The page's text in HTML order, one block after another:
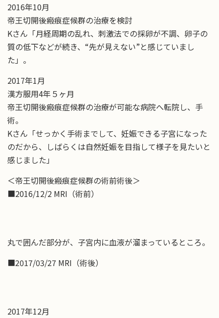
2016年10月
帝王切開後瘢痕症候群の治療を検討
Kさん「月経周期の乱れ、刺激法での採卵が不調、卵子の
質の低下などが続き、“先が見えない”と感じていまし
た」。
2017年1月
漢方服用4年５ヶ月
帝王切開後瘢痕症候群の治療が可能な病院へ転院し、手
術。
Kさん「せっかく手術までして、妊娠できる子宮になった
のだから、しばらくは自然妊娠を目指して様子を見たいと
感じました」
＜帝王切開後瘢痕症候群の術前術後＞
■2016/12/2 MRI（術前）
丸で囲んだ部分が、子宮内に血液が溜まっているところ。
■2017/03/27 MRI（術後）
2017年12月